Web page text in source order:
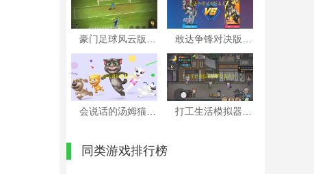
同类游戏排行榜